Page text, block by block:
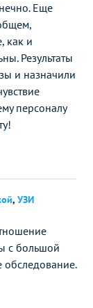
Еще
как и
Результаты
и назначили
персоналу
, УЗИ
с большой
обследование.